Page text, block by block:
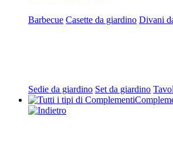
Barbecue Casette da giardino Divani
Sedie da giardino Set da giardino